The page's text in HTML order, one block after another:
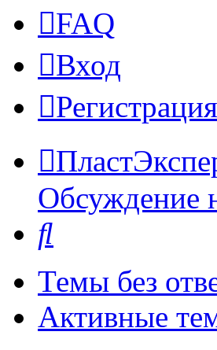
FAQ
Вход
Регистрация
Обсуждение
Темы без
Активные